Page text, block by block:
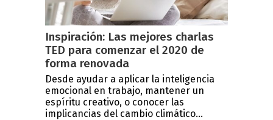
Inspiración: Las mejores charlas
TED para comenzar el 2020 de
forma renovada
Desde ayudar a aplicar la inteligencia
emocional en trabajo, mantener un
espíritu creativo, o conocer las
implicancias del cambio climático...